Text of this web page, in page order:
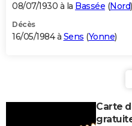
08/07/1930 à la Bassée (Nord)
Décès
16/05/1984 à Sens (Yonne)
Carte